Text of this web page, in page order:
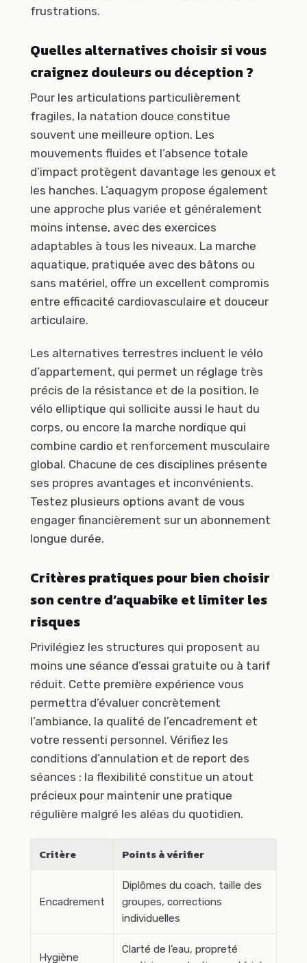
frustrations.
Quelles alternatives choisir si vous
craignez douleurs ou déception ?
Pour les articulations particulièrement
fragiles, la natation douce constitue
souvent une meilleure option. Les
mouvements fluides et l’absence totale
d’impact protègent davantage les genoux et
les hanches. L’aquagym propose également
une approche plus variée et généralement
moins intense, avec des exercices
adaptables à tous les niveaux. La marche
aquatique, pratiquée avec des bâtons ou
sans matériel, offre un excellent compromis
entre efficacité cardiovasculaire et douceur
articulaire.
Les alternatives terrestres incluent le vélo
d’appartement, qui permet un réglage très
précis de la résistance et de la position, le
vélo elliptique qui sollicite aussi le haut du
corps, ou encore la marche nordique qui
combine cardio et renforcement musculaire
global. Chacune de ces disciplines présente
ses propres avantages et inconvénients.
Testez plusieurs options avant de vous
engager financièrement sur un abonnement
longue durée.
Critères pratiques pour bien choisir
son centre d’aquabike et limiter les
risques
Privilégiez les structures qui proposent au
moins une séance d’essai gratuite ou à tarif
réduit. Cette première expérience vous
permettra d’évaluer concrètement
l’ambiance, la qualité de l’encadrement et
votre ressenti personnel. Vérifiez les
conditions d’annulation et de report des
séances : la flexibilité constitue un atout
précieux pour maintenir une pratique
régulière malgré les aléas du quotidien.
Critère Points à vérifier
Encadrement
Diplômes du coach, taille des
groupes, corrections
individuelles
Hygiène
Clarté de l’eau, propreté